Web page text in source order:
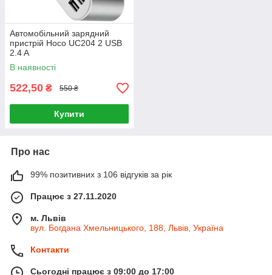
Автомобільний зарядний
пристрій Hoco UC204 2 USB
2.4 A
В наявності
522,50 ₴ 550 ₴
Купити
Про нас
99% позитивних з 106 відгуків за рік
Працює з 27.11.2020
м. Львів
вул. Богдана Хмельницького, 188, Львів, Україна
Контакти
Сьогодні працює з 09:00 до 17:00